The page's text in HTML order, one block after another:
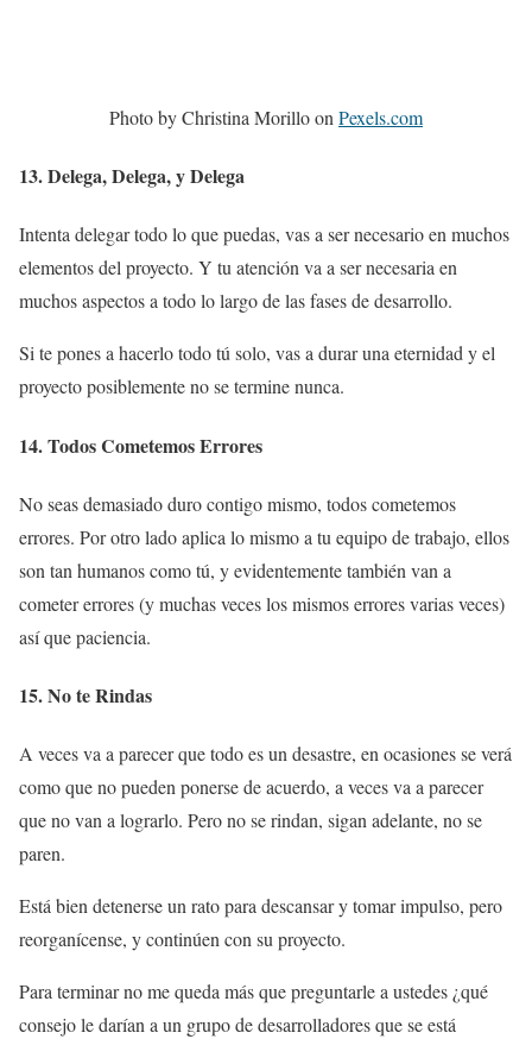
Photo by Christina Morillo on Pexels.com
13. Delega, Delega, y Delega
Intenta delegar todo lo que puedas, vas a ser necesario en muchos
elementos del proyecto. Y tu atención va a ser necesaria en
muchos aspectos a todo lo largo de las fases de desarrollo.
Si te pones a hacerlo todo tú solo, vas a durar una eternidad y el
proyecto posiblemente no se termine nunca.
14. Todos Cometemos Errores
No seas demasiado duro contigo mismo, todos cometemos
errores. Por otro lado aplica lo mismo a tu equipo de trabajo, ellos
son tan humanos como tú, y evidentemente también van a
cometer errores (y muchas veces los mismos errores varias veces)
así que paciencia.
15. No te Rindas
A veces va a parecer que todo es un desastre, en ocasiones se verá
como que no pueden ponerse de acuerdo, a veces va a parecer
que no van a lograrlo. Pero no se rindan, sigan adelante, no se
paren.
Está bien detenerse un rato para descansar y tomar impulso, pero
reorganícense, y continúen con su proyecto.
Para terminar no me queda más que preguntarle a ustedes ¿qué
consejo le darían a un grupo de desarrolladores que se está